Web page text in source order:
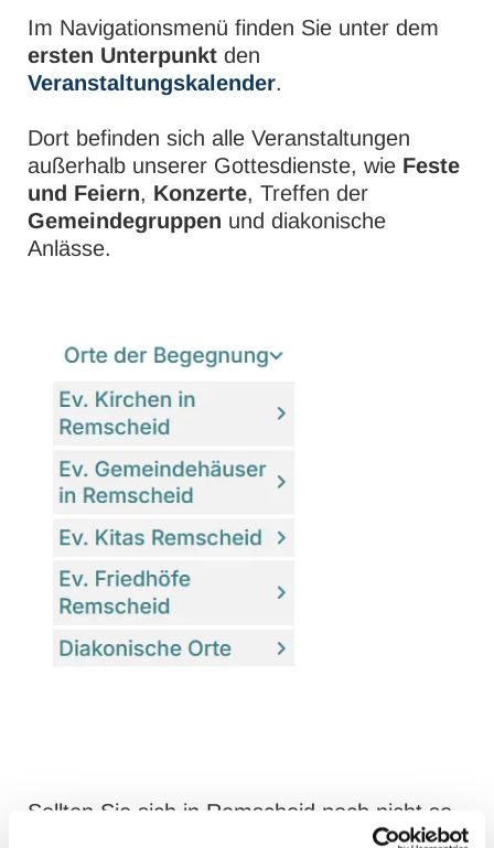
Im Navigationsmenü finden Sie unter dem
ersten Unterpunkt den
Veranstaltungskalender.
Dort befinden sich alle Veranstaltungen
außerhalb unserer Gottesdienste, wie Feste
und Feiern, Konzerte, Treffen der
Gemeindegruppen und diakonische
Anlässe.
Sollten Sie sich in Remscheid noch nicht so
Orte der